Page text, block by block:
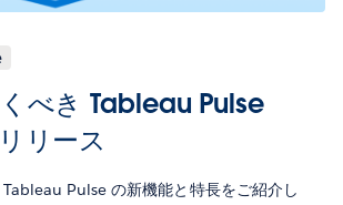
べき Tableau Pulse
リース
Pulse の新機能と特長をご紹介し